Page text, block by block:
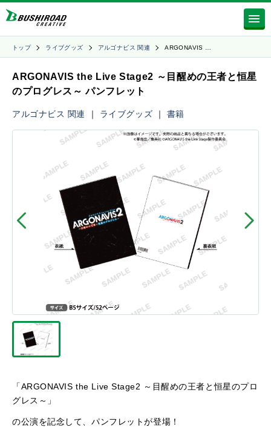
トップ ライブグッズ アルゴナビス 関連 ARGONAVIS …
ARGONAVIS the Live Stage2 ～目醒めの王者と恒星
のプログレス～ パンフレット
アルゴナビス 関連 ｜ ライブグッズ ｜ 書籍
「ARGONAVIS the Live Stage2 ～目醒めの王者と恒星のプロ
グレス～」
の公演を記念して、パンフレットが登場！